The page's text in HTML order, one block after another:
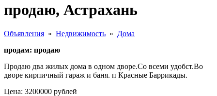
продаю, Астрахань
Объявления » Недвижимость » Дома
продам: продаю
Продаю два жилых дома в одном дворе.Со всеми удобст.Во
дворе кирпичный гараж и баня. п Красные Баррикады.
Цена: 3200000 рублей